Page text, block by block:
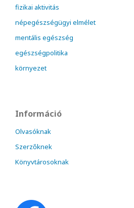
fizikai aktivitás
népegészségügyi elmélet
mentális egészség
egészségpolitika
környezet
Információ
Olvasóknak
Szerzőknek
Könyvtárosoknak